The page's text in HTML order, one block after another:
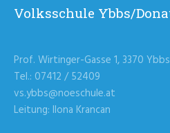
Volksschule Ybbs/
Prof. Wirtinger-Gasse 1, 3370 Ybbs
Tel.: 07412 / 52409
vs.ybbs@noeschule.at
Leitung: Ilona Krancan